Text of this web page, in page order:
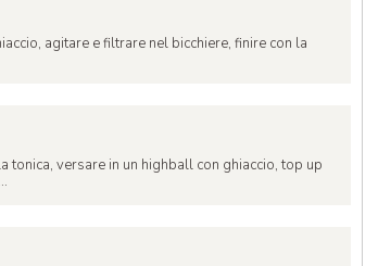
agitare e filtrare nel bicchiere, finire con la
tonica, versare in un highball con ghiaccio, top up